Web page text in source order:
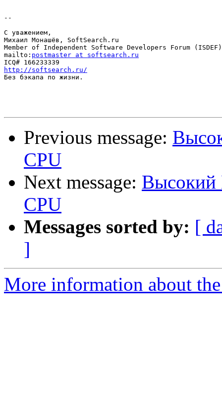
--
С уважением,
Михаил Монашёв, SoftSearch.ru
Member of Independent Software Developers Forum (ISDEF)
mailto: postmaster at softsearch.ru
http://softsearch.ru/
Без бэкапа по жизни.
Previous message:
CPU
Next message: Высокий
CPU
Messages sorted by: [
]
More information about